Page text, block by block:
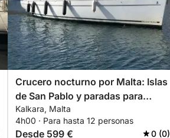
Crucero nocturno por Malta: Islas
de San Pablo y paradas para
nadar.
Kalkara, Malta
4h00 · Para hasta 12 personas
Desde 599 € 0 (0)